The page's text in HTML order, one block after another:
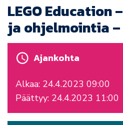
LEGO
ja ohjelmointia
Ajankohta
Alkaa: 24.4.2023 09:00
Päättyy: 24.4.2023 11:00